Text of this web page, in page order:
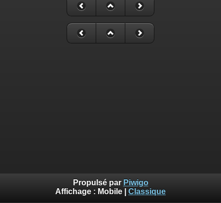
Propulsé par Piwigo
Affichage : Mobile Classique